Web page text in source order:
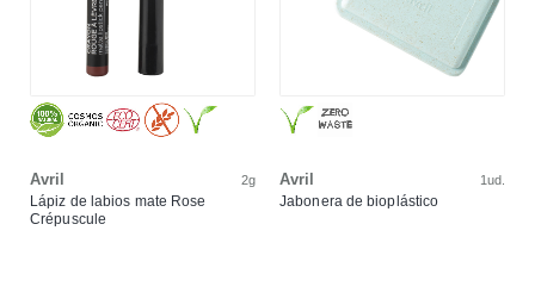
Avril 2g
Lápiz de labios mate Rose
Crépuscule
Avril 1ud.
Jabonera de bioplástico